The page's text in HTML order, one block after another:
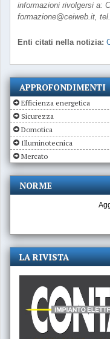
informazioni rivolgersi a:
formazione@ceiweb.it,
Enti citati nella notizia:
APPROFONDIMENTI
Efficienza energetica
Sicurezza
Domotica
Illuminotecnica
Mercato
NORME
LA RIVISTA